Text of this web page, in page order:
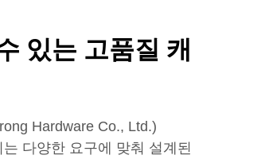
있는 고품질 캐
Hardware Co., Ltd.)
다양한 요구에 맞춰 설계된